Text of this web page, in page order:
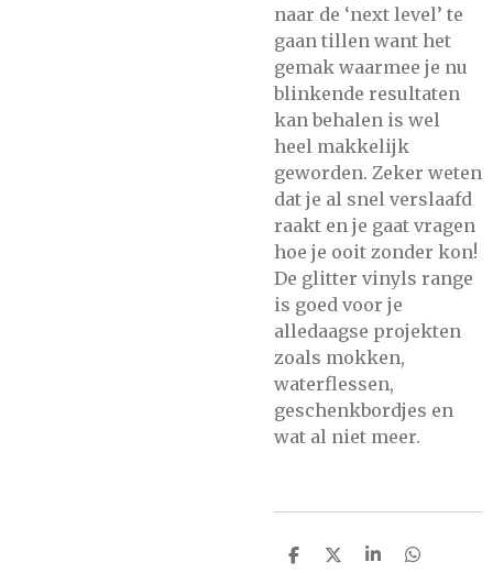
naar de ‘next level’ te
gaan tillen want het
gemak waarmee je nu
blinkende resultaten
kan behalen is wel
heel makkelijk
geworden. Zeker weten
dat je al snel verslaafd
raakt en je gaat vragen
hoe je ooit zonder kon!
De glitter vinyls range
is goed voor je
alledaagse projekten
zoals mokken,
waterflessen,
geschenkbordjes en
wat al niet meer.
D
D
S
D